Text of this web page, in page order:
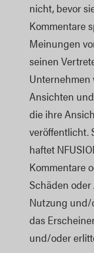
nicht, bevor
Kommentare
Meinungen
seinen
Unternehmen
Ansichten
die ihre
veröffentlicht.
haftet
Kommentare
Schäden
Nutzung
das
und/oder